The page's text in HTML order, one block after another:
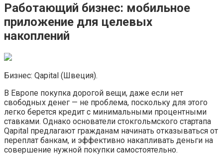
Работающий бизнес: мобильное
приложение для целевых
накоплений
Бизнес: Qapital (Швеция).
В Европе покупка дорогой вещи, даже если нет
свободных денег — не проблема, поскольку для этого
легко берется кредит с минимальными процентными
ставками. Однако основатели стокгольмского стартапа
Qapital предлагают гражданам начинать отказываться от
переплат банкам, и эффективно накапливать деньги на
совершение нужной покупки самостоятельно.